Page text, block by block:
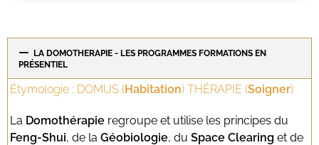
LA DOMOTHERAPIE - LES PROGRAMMES FORMATIONS EN
PRÉSENTIEL
Étymologie : DOMUS (Habitation) THÉRAPIE (Soigner)
La Domothérapie regroupe et utilise les principes du
Feng-Shui, de la Géobiologie, du Space Clearing et de